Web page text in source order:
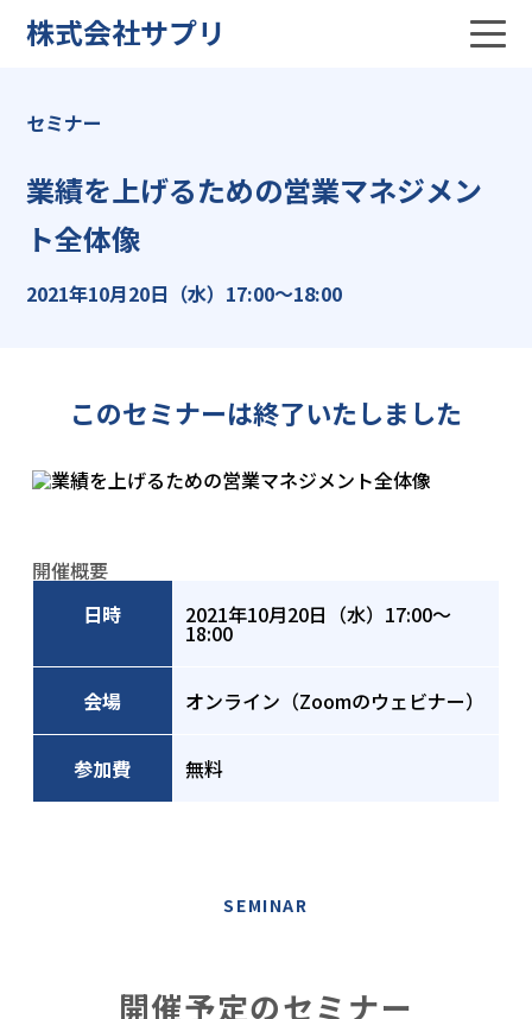
株式会社サプリ
セミナー
業績を上げるための営業マネジメン
ト全体像
2021年10月20日（水）17:00〜18:00
このセミナーは終了いたしました
開催概要
日時
2021年10月20日（水）17:00〜
18:00
会場 オンライン（Zoomのウェビナー）
参加費 無料
SEMINAR
開催予定のセミナー